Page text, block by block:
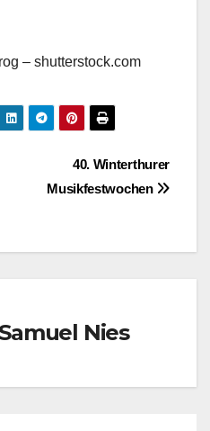
– shutterstock.com
40. Winterthurer
Musikfestwochen
Samuel Nies